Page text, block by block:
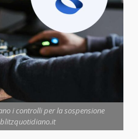
i controlli per la sospensione